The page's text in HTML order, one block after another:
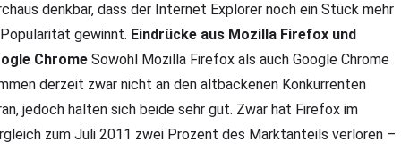
denkbar, dass der Internet Explorer noch ein Stück mehr
gewinnt. Eindrücke aus Mozilla Firefox und
Chrome Sowohl Mozilla Firefox als auch Google Chrome
derzeit zwar nicht an den altbackenen Konkurrenten
jedoch halten sich beide sehr gut. Zwar hat Firefox im
zum Juli 2011 zwei Prozent des Marktanteils verloren –